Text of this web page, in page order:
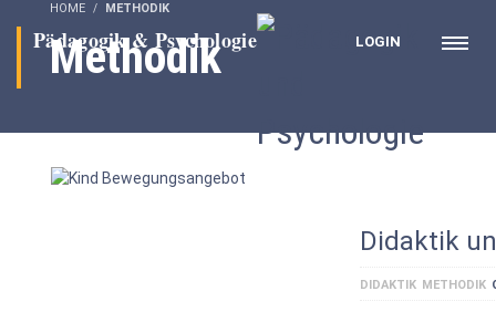
LOGIN
HOME METHODIK
Methodik
Didaktik
DIDAKTIK METHODIK